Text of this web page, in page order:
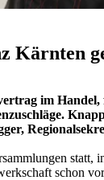
Kärnten
im
schon